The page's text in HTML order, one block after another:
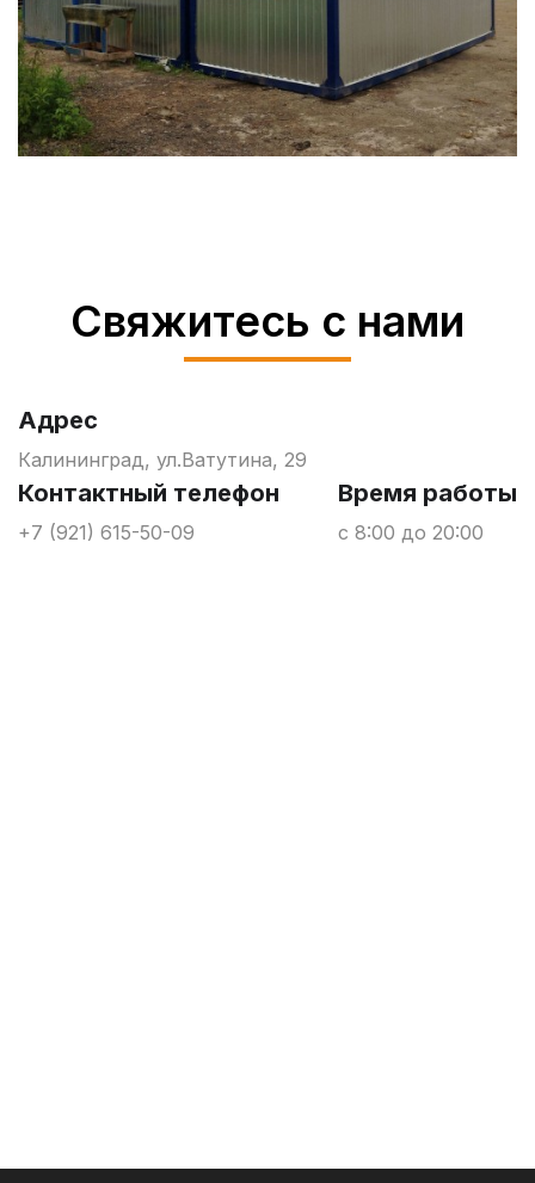
Свяжитесь с нами
Адрес
Калининград, ул.Ватутина, 29
Контактный телефон
+7 (921) 615-50-09
Время работы
с 8:00 до 20:00